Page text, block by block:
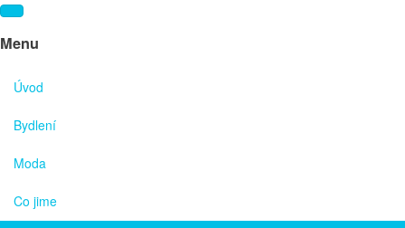
Menu
Úvod
Bydlení
Moda
Co jime